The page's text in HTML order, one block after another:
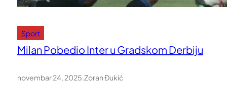
Sport
Milan Pobedio Inter u Gradskom Derbiju
novembar 24, 2025.Zoran Đukić